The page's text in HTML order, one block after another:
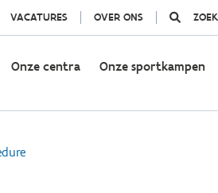
VACATURES OVER ONS
Onze centra Onze sportkampen